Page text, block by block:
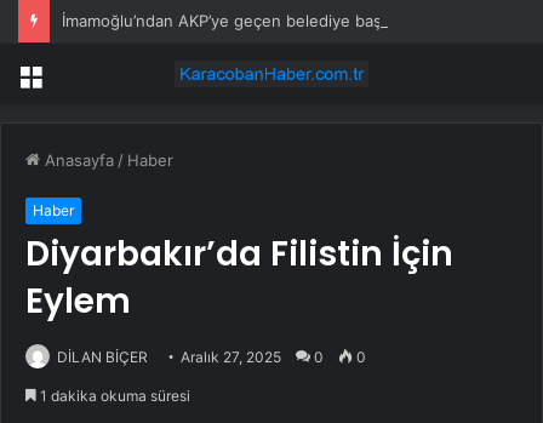
İmamoğlu’ndan AKP’ye geçen belediye başkanlarına tepki
Menü
Anasayfa / Haber
Haber
Diyarbakır’da Filistin İçin
Eylem
DİLAN BİÇER Aralık 27, 2025 0 0
1 dakika okuma süresi